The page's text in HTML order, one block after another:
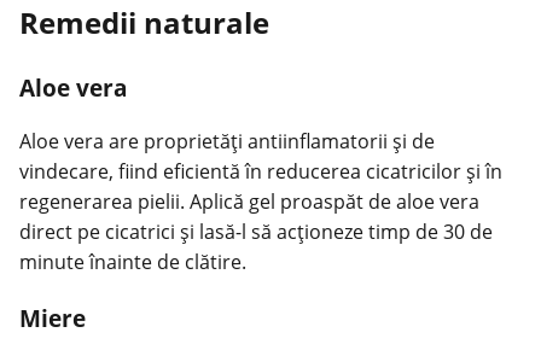
Remedii naturale
Aloe vera
Aloe vera are proprietăți antiinflamatorii și de
vindecare, fiind eficientă în reducerea cicatricilor și în
regenerarea pielii. Aplică gel proaspăt de aloe vera
direct pe cicatrici și lasă-l să acționeze timp de 30 de
minute înainte de clătire.
Miere